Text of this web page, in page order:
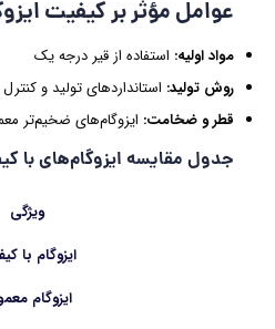
عوامل مؤثر بر کیفیت
مواد اولیه: استفاده از قیر درجه یک
روش تولید: استانداردهای تولید و
قطر و ضخامت: ایزوگام‌های ضخیم‌تر
جدول مقایسه ایزوگام‌های با
ویژگی
ایزوگام با
ایزوگام